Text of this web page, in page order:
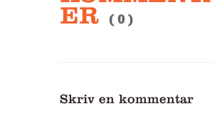
ER ( 0 )
Skriv en kommentar